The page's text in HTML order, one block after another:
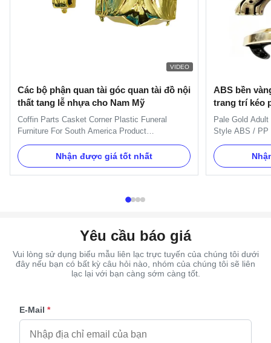
VIDEO
Các bộ phận quan tài góc quan tài đồ nội
thất tang lễ nhựa cho Nam Mỹ
Coffin Parts Casket Corner Plastic Funeral
Furniture For South America Product
Number Corner 1# Type Adult Place of Origin
Zhejiang, China Payment Mode T/T, Western
Union Main Market South America Material
Nhận được giá tốt nhất
ABS bền
trang trí kéo
Pale Gold
Style ABS / PP
Specification
material is PP
Material Plastic
Yêu cầu báo giá
Vui lòng sử dụng biểu mẫu liên lạc trực tuyến của chúng tôi dưới
đây nếu bạn có bất kỳ câu hỏi nào, nhóm của chúng tôi sẽ liên
lạc lại với bạn càng sớm càng tốt.
E-Mail *